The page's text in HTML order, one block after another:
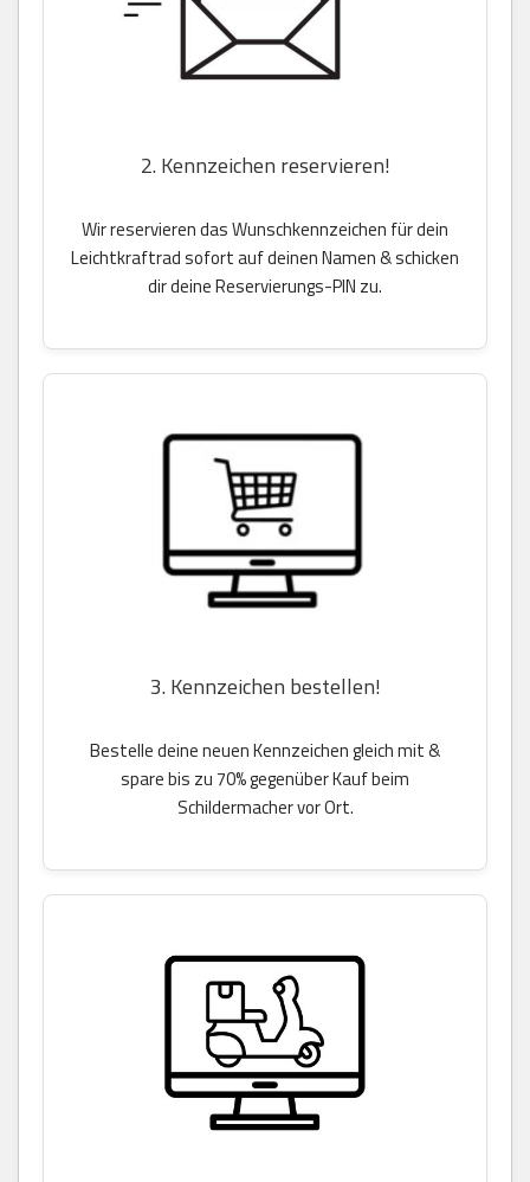
2. Kennzeichen reservieren!
Wir reservieren das Wunschkennzeichen für dein
Leichtkraftrad sofort auf deinen Namen & schicken
dir deine Reservierungs-PIN zu.
3. Kennzeichen bestellen!
Bestelle deine neuen Kennzeichen gleich mit &
spare bis zu 70% gegenüber Kauf beim
Schildermacher vor Ort.